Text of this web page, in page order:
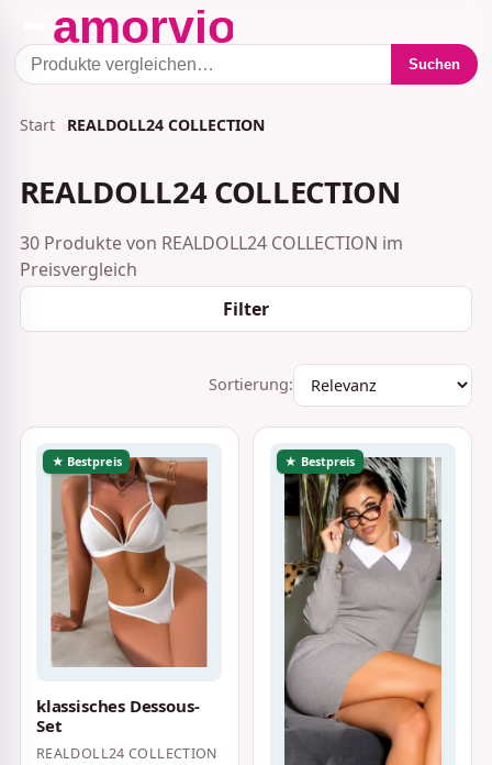
Suchen
Start REALDOLL24 COLLECTION
REALDOLL24 COLLECTION
30 Produkte von REALDOLL24 COLLECTION im
Preisvergleich
Filter
Sortierung:
★ Bestpreis
klassisches Dessous-
Set
REALDOLL24 COLLECTION
★ Bestpreis